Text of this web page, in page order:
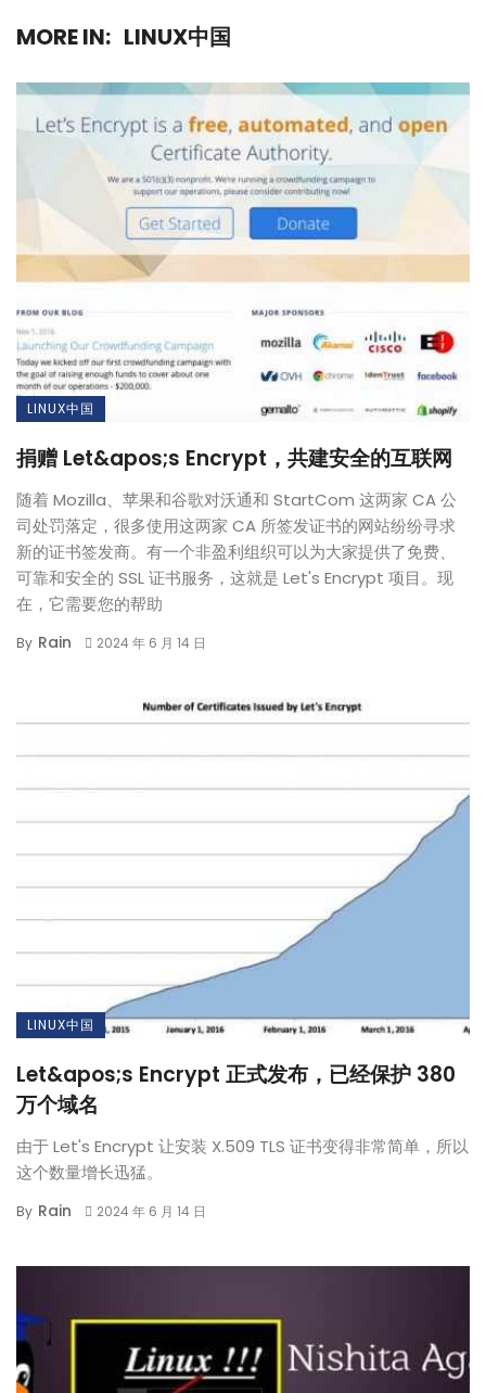
MORE IN: LINUX中国
LINUX中国
捐赠 Let&apos;s Encrypt，共建安全的互联网
随着 Mozilla、苹果和谷歌对沃通和 StartCom 这两家 CA 公
司处罚落定，很多使用这两家 CA 所签发证书的网站纷纷寻求
新的证书签发商。有一个非盈利组织可以为大家提供了免费、
可靠和安全的 SSL 证书服务，这就是 Let's Encrypt 项目。现
在，它需要您的帮助
By Rain 2024 年 6 月 14 日
LINUX中国
Let&apos;s Encrypt 正式发布，已经保护 380
万个域名
由于 Let's Encrypt 让安装 X.509 TLS 证书变得非常简单，所以
这个数量增长迅猛。
By Rain 2024 年 6 月 14 日